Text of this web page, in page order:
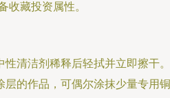
收藏投资属性。
清洁剂稀释后轻拭并立即擦干。
的作品，可偶尔涂抹少量专用